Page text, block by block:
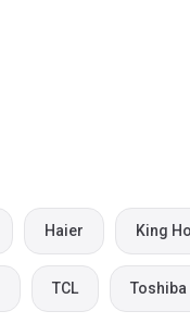
Haier King
TCL Toshiba